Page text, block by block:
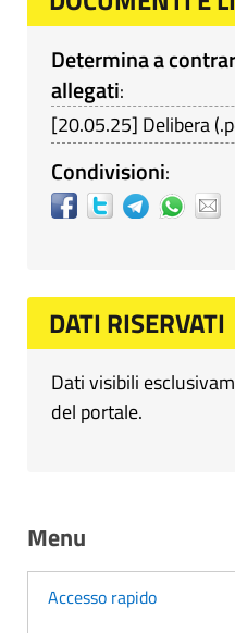
Determina a
allegati:
[20.05.25] Delibera(
Condivisioni:
DATI RISERVATI
Dati visibili
del portale.
Menu
Accesso rapido